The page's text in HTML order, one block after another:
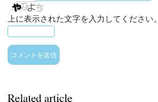
上に表示された文字を入力してください。